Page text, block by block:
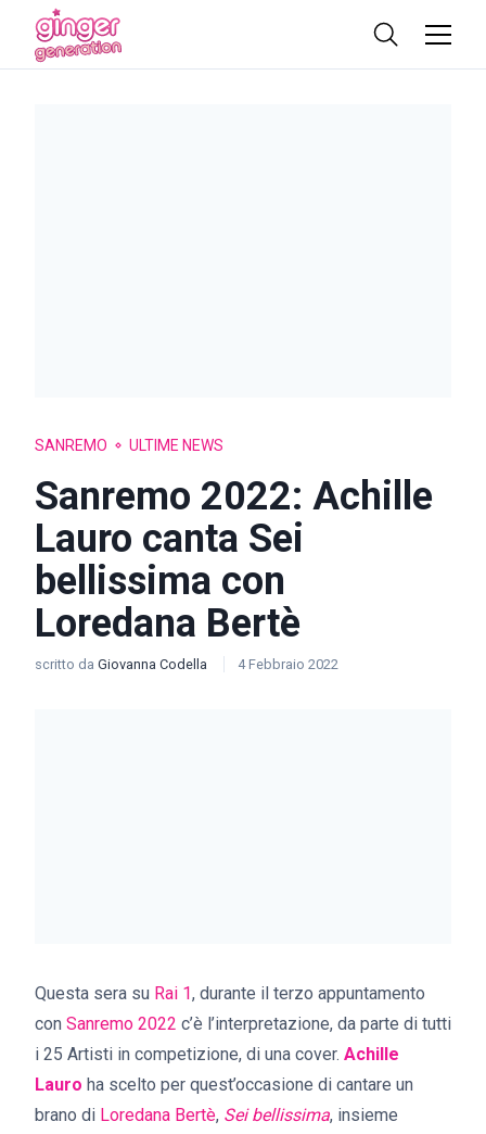
SANREMO ULTIME NEWS
Sanremo 2022: Achille
Lauro canta Sei
bellissima con
Loredana Bertè
scritto da Giovanna Codella 4 Febbraio 2022
Questa sera su Rai 1, durante il terzo appuntamento
con Sanremo 2022 c’è l’interpretazione, da parte di tutti
i 25 Artisti in competizione, di una cover. Achille
Lauro ha scelto per quest’occasione di cantare un
brano di Loredana Bertè, Sei bellissima, insieme